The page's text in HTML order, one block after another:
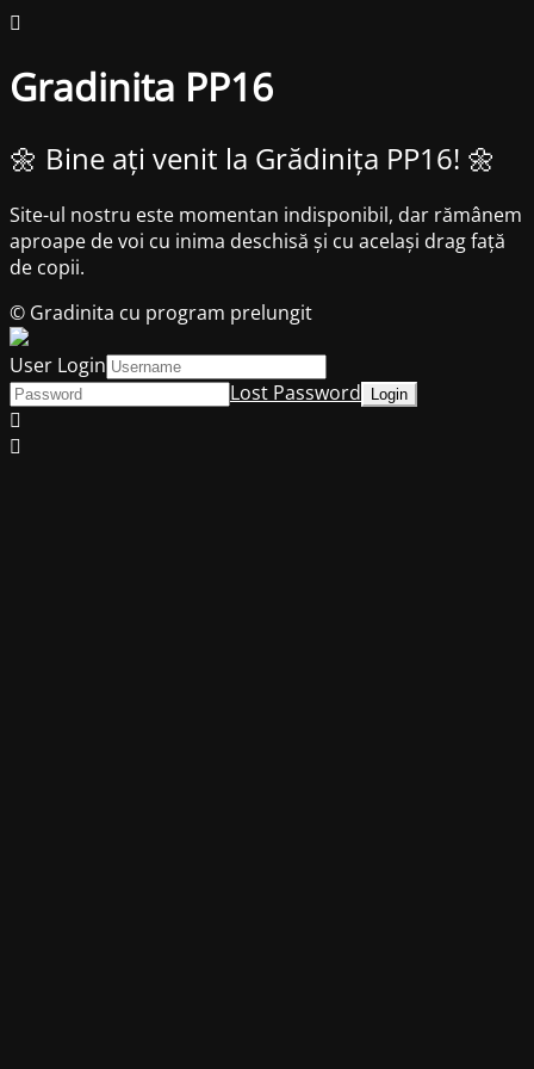
Gradinita PP16
🌼 Bine ați venit la Grădinița PP16! 🌼
Site-ul nostru este momentan indisponibil, dar rămânem
aproape de voi cu inima deschisă și cu același drag față
de copii.
© Gradinita cu program prelungit
User Login
Lost Password